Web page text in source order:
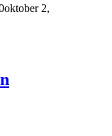
oktober 2,